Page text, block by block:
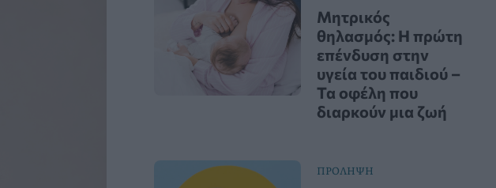
Μητρικός
θηλασμός: Η πρώτη
επένδυση στην
υγεία του παιδιού –
Τα οφέλη που
διαρκούν μια ζωή
ΠΡΟΛΗΨΗ